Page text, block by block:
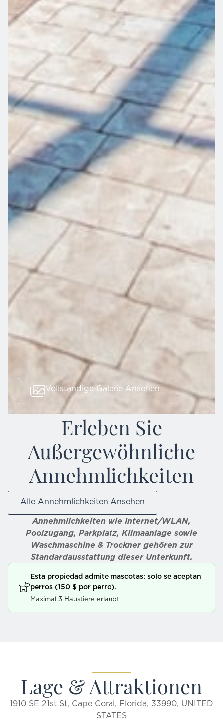
Vollständige Galerie Ansehen
Erleben Sie
Außergewöhnliche
Annehmlichkeiten
Alle Annehmlichkeiten Ansehen
Annehmlichkeiten wie Internet/WLAN,
Poolzugang, Parkplatz, Klimaanlage sowie
Waschmaschine & Trockner gehören zur
Standardausstattung dieser Unterkunft.
Esta propiedad admite mascotas: solo se aceptan
perros (150 $ por perro).
Maximal 3 Haustiere erlaubt.
Lage & Attraktionen
1910 SE 21st St, Cape Coral, Florida, 33990, UNITED
STATES